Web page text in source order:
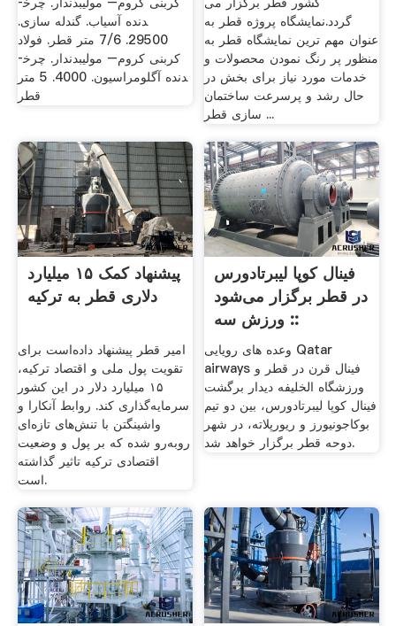
دنده آسیاب. گندله سازی.
29500. 7/6 متر قطر. فولاد
کربنی کروم– مولیبدن­دار. چرخ­
دنده آگلومراسیون. 4000. 5 متر
قطر
گردد.نمایشگاه پروژه قطر به
عنوان مهم ترین نمایشگاه قطر به
منظور پر رنگ نمودن محصولات و
خدمات مورد نیاز برای بخش در
حال رشد و پرسرعت ساختمان
سازی قطر ...
پیشنهاد کمک ۱۵ میلیارد
دلاری قطر به ترکیه
امیر قطر پیشنهاد داده‌است برای
تقویت پول ملی و اقتصاد ترکیه،
۱۵ میلیارد دلار در این کشور
سرمایه‌گذاری کند. روابط آنکارا و
واشینگتن با تنش‌های تازه‌ای
روبه‌رو شده که بر پول و وضعیت
اقتصادی ترکیه تاثیر گذاشته
است.
فینال کوپا لیبرتادورس
در قطر برگزار می‌شود
:: ورزش سه
وعده های رویایی Qatar
airways فینال قرن در قطر و
ورزشگاه الخلیفه دیدار برگشت
فینال کوپا لیبرتادورس، بین دو تیم
بوکاجونیورز و ریورپلاته، در شهر
دوحه قطر برگزار خواهد شد.